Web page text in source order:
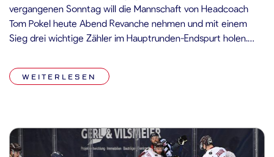
vergangenen Sonntag will die Mannschaft von Headcoach
Tom Pokel heute Abend Revanche nehmen und mit einem
Sieg drei wichtige Zähler im Hauptrunden-Endspurt holen.
Punkte, auch die Kölner Haie (PPG: 1.314) befinden sich mit
vier Punkten weniger bei […]
WEITERLESEN